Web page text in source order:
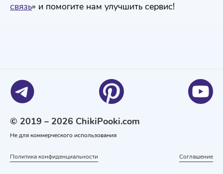
связь» и помогите нам улучшить сервис!
© 2019 – 2026 ChikiPooki.com
Не для коммерческого использования
Политика конфиденциальности Соглашение